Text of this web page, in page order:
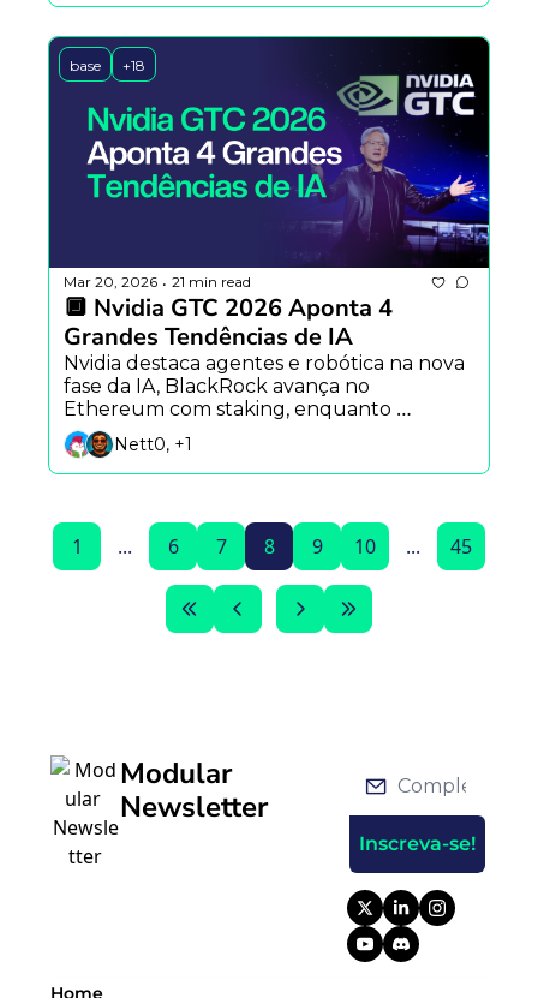
base +18
Mar 20, 2026 • 21 min read
🔲 Nvidia GTC 2026 Aponta 4
Grandes Tendências de IA
Nvidia destaca agentes e robótica na nova
fase da IA, BlackRock avança no
Ethereum com staking, enquanto
stablecoins e novos modelos de
distribuição aceleram a adoção global de
cripto.
Nett0, +1
1 ... 6 7 8 9 10 ... 45
Modular
Newsletter
Inscreva-se!
Home